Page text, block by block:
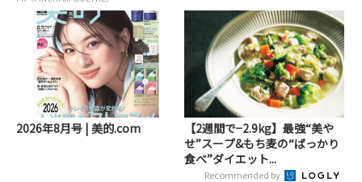
2026年8月号 | 美的.com
【2週間で−2.9kg】最強“美や
せ”スープ&もち麦の“ばっかり
食べ”ダイエット...
Recommended by